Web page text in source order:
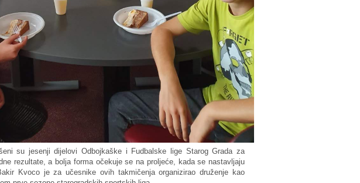
su jesenji dijelovi Odbojkaške i Fudbalske lige Starog Grada za
rezultate, a bolja forma očekuje se na proljeće, kada se nastavljaju
Kvoco je za učesnike ovih takmičenja organizirao druženje kao